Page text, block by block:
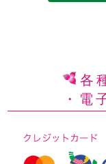
各
・電